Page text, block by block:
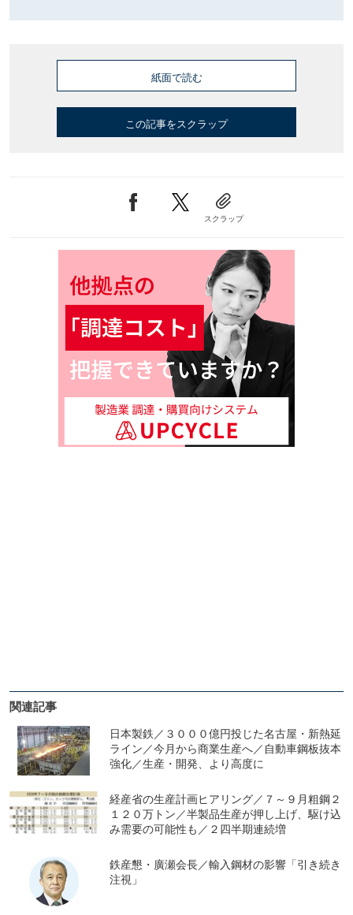
紙面で読む
この記事をスクラップ
スクラップ
関連記事
日本製鉄／３０００億円投じた名古屋・新熱延
ライン／今月から商業生産へ／自動車鋼板抜本
強化／生産・開発、より高度に
経産省の生産計画ヒアリング／７～９月粗鋼２
１２０万トン／半製品生産が押し上げ、駆け込
み需要の可能性も／２四半期連続増
鉄産懇・廣瀬会長／輸入鋼材の影響「引き続き
注視」